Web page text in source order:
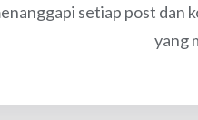
setiap post dan
yang